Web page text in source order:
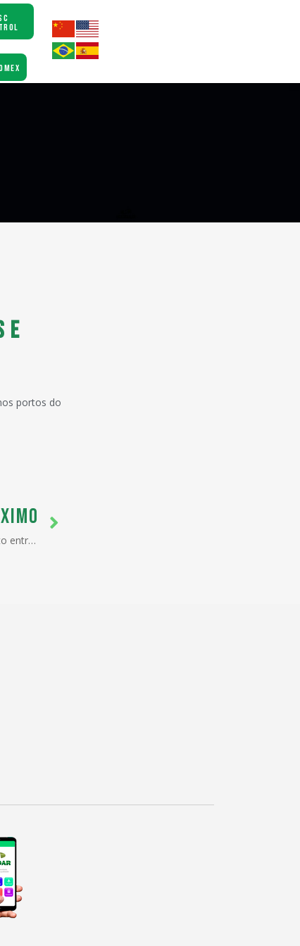
e
portos do
Trabalhadores portuários do Ecoporto entram em greve após demissões